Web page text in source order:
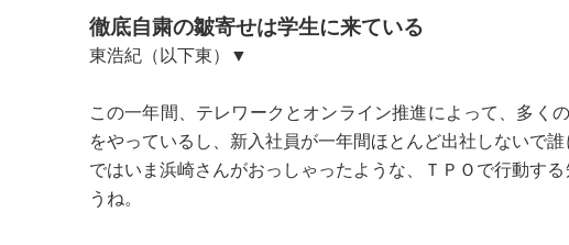
徹底自粛の皺寄せは学生に来ている
東浩紀（以下東）▼
この一年間、テレワークとオンライン推進によって、多く
をやっているし、新入社員が一年間ほとんど出社しないで
ではいま浜崎さんがおっしゃったような、ＴＰＯで行動す
うね。